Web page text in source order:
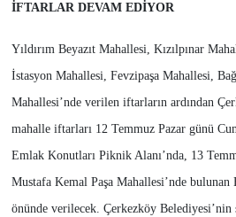
İFTARLAR DEVAM EDİYOR
Yıldırım Beyazıt Mahallesi, Kızılpınar
İstasyon Mahallesi, Fevzipaşa Mahallesi,
Mahallesi’nde verilen iftarların ardından
mahalle iftarları 12 Temmuz Pazar günü
Emlak Konutları Piknik Alanı’nda, 13
Mustafa Kemal Paşa Mahallesi’nde
önünde verilecek. Çerkezköy